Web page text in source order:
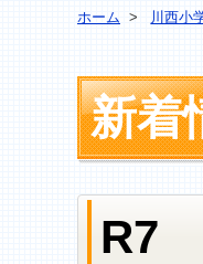
ホーム > 川西小
新着
R7